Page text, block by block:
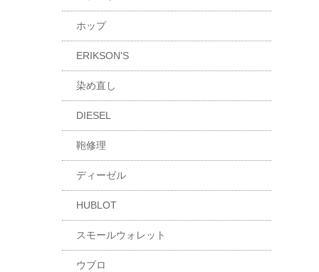
ホップ
ERIKSON'S
染め直し
DIESEL
鞄修理
ディーゼル
HUBLOT
スモールウォレット
ウブロ